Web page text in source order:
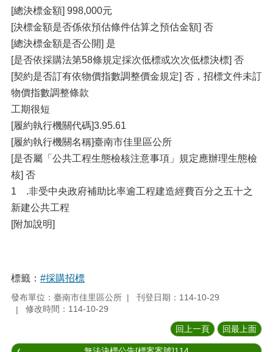
[總決標金額] 998,000元
[決標金額是否係依預估條件估算之預估金額] 否
[總決標金額是否公開] 是
[是否依採購法第58條規定採次低標或次次低標決標] 否
[契約是否訂有依物價指數調整價金規定] 否，招標文件未訂
物價指數調整條款
工期很短
[履約執行機關代碼]3.95.61
[履約執行機關名稱]臺南市佳里區公所
[是否屬「公共工程生態檢核注意事項」規定應辦理生態檢
核] 否
1 .非受中央政府補助比率逾工程建造經費百分之五十之
新建公共工程
[附加說明]
標籤： #採購招標
發布單位：臺南市佳里區公所
刊登日期：114-10-29
修改時間：114-10-29
回上一頁 回最上面